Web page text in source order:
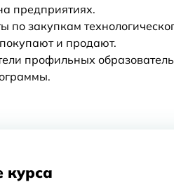
предприятиях.
по закупкам
и продают.
профильных
курса